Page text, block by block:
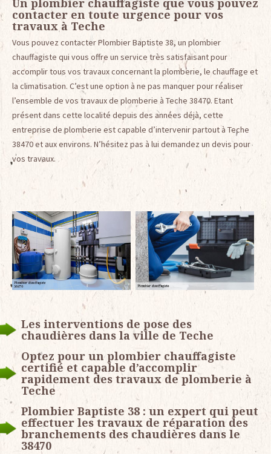
contacter en toute urgence pour vos
travaux à Teche
Vous pouvez contacter Plombier Baptiste 38, un plombier
chauffagiste qui vous offre un service très satisfaisant pour
accomplir tous vos travaux concernant la plomberie, le chauffage et
la climatisation. C’est une option à ne pas manquer pour réaliser
l’ensemble de vos travaux de plomberie à Teche 38470. Etant
présent dans cette localité depuis des années déjà, cette
entreprise de plomberie est capable d’intervenir partout à Teche
38470 et aux environs. N’hésitez pas à lui demandez un devis pour
vos travaux.
Les interventions de pose des
chaudières dans la ville de Teche
Optez pour un plombier chauffagiste
certifié et capable d’accomplir
rapidement des travaux de plomberie à
Teche
Plombier Baptiste 38 : un expert qui peut
effectuer les travaux de réparation des
branchements des chaudières dans le
38470